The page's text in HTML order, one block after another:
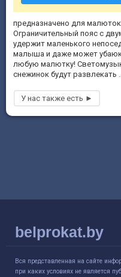
предназначено для
Ограничительный пояс с
удержит маленького
малыша и даже может
любую малютку!
снежинок будут развлекать ...
belprokat.by
Вся представленная на сайте
при каких условиях не является